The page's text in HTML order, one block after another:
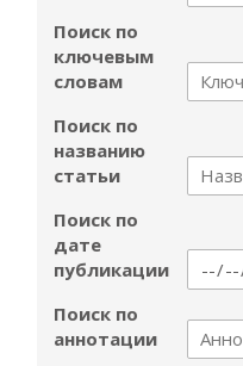
Поиск по
ключевым
словам
Поиск по
названию
статьи
Поиск по
дате
публикации
Поиск по
аннотации